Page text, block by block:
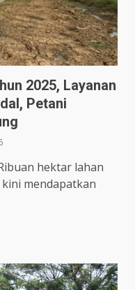
2025, Layanan
Petani
hektar lahan
mendapatkan